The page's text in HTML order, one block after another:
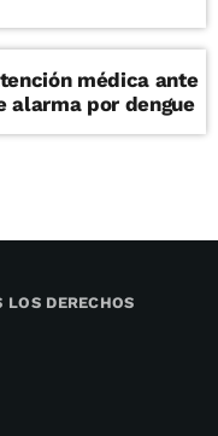
médica ante
alarma por dengue
LOS DERECHOS